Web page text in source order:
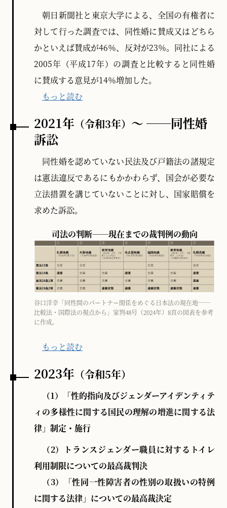
朝日新聞社と東京大学による、全国の有権者に
対して行った調査では、同性婚に賛成又はどちら
かといえば賛成が46％、反対が23％。同社による
2005年（平成17年）の調査と比較すると同性婚
に賛成する意見が14％増加した。
もっと読む
2021年 （令和3年） ～ ──同性婚
訴訟
同性婚を認めていない民法及び戸籍法の諸規定
は憲法違反であるにもかかわらず、国会が必要な
立法措置を講じていないことに対し、国家賠償を
求めた訴訟。
司法の判断──現在までの裁判例の動向
谷口洋幸「同性間のパートナー関係をめぐる日本法の現在地──
比較法・国際法の視点から」家判48号（2024年）8頁の図表を参考
に作成。
もっと読む
2023年 （令和5年）
（1）「性的指向及びジェンダーアイデンティテ
ィの多様性に関する国民の理解の増進に関する法
律」制定・施行
（2）トランスジェンダー職員に対するトイレ
利用制限についての最高裁判決
（3）「性同一性障害者の性別の取扱いの特例
に関する法律」についての最高裁決定